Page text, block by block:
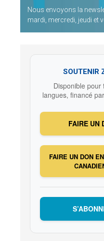
Nous envoyons la
mardi, mercredi, jeudi et
SOUTENIR
Disponible pour
langues, financé
FAIRE UN
FAIRE UN DON